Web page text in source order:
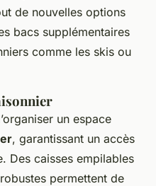
de nouvelles options
bacs supplémentaires
comme les skis ou
un espace
, garantissant un accès
Des caisses empilables
permettent de